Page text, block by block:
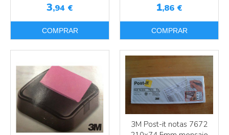
3,94 €
COMPRAR
1,86 €
COMPRAR
3M Post-it notas 7672